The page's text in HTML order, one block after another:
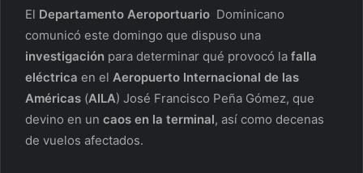
El Departamento Aeroportuario Dominicano
comunicó este domingo que dispuso una
investigación para determinar qué provocó la falla
eléctrica en el Aeropuerto Internacional de las
Américas (AILA) José Francisco Peña Gómez, que
devino en un caos en la terminal, así como decenas
de vuelos afectados.